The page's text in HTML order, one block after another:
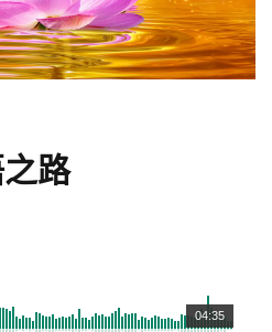
路
04:35